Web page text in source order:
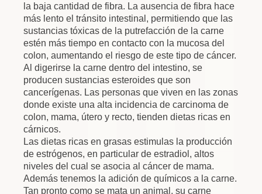
la baja cantidad de fibra. La ausencia de fibra hace
más lento el tránsito intestinal, permitiendo que las
sustancias tóxicas de la putrefacción de la carne
estén más tiempo en contacto con la mucosa del
colon, aumentando el riesgo de este tipo de cáncer.
Al digerirse la carne dentro del intestino, se
producen sustancias esteroides que son
cancerígenas. Las personas que viven en las zonas
donde existe una alta incidencia de carcinoma de
colon, mama, útero y recto, tienden dietas ricas en
cárnicos.
Las dietas ricas en grasas estimulas la producción
de estrógenos, en particular de estradiol, altos
niveles del cual se asocia al cáncer de mama.
Además tenemos la adición de químicos a la carne.
Tan pronto como se mata un animal, su carne